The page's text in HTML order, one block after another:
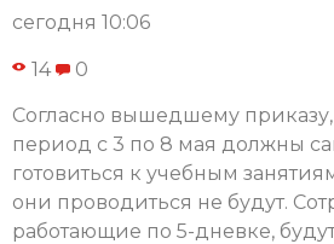
сегодня 10:06
14 0
Согласно вышедшему приказу,
период с 3 по 8 мая должны
готовиться к учебным
они проводиться не будут.
работающие по 5-дневке,